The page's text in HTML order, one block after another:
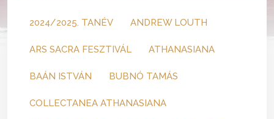
2024/2025. TANÉV ANDREW LOUTH
ARS SACRA FESZTIVÁL ATHANASIANA
BAÁN ISTVÁN BUBNÓ TAMÁS
COLLECTANEA ATHANASIANA